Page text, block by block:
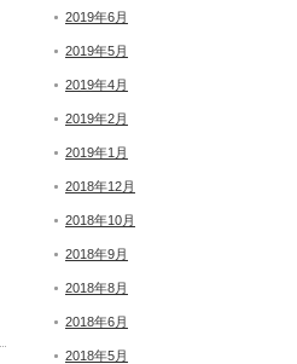
2019年6月
2019年5月
2019年4月
2019年2月
2019年1月
2018年12月
2018年10月
2018年9月
2018年8月
2018年6月
2018年5月